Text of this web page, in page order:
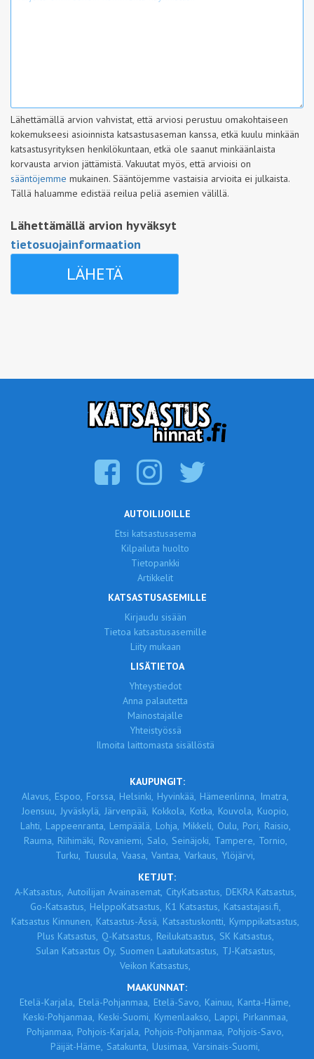
Lähettämällä arvion vahvistat, että arviosi perustuu omakohtaiseen
kokemukseesi asioinnista katsastusaseman kanssa, etkä kuulu minkään
katsastusyrityksen henkilökuntaan, etkä ole saanut minkäänlaista
korvausta arvion jättämistä. Vakuutat myös, että arvioisi on
sääntöjemme mukainen. Sääntöjemme vastaisia arvioita ei julkaista.
Tällä haluamme edistää reilua peliä asemien välillä.
Lähettämällä arvion hyväksyt
tietosuojainformaation
AUTOILIJOILLE
Etsi katsastusasema
Kilpailuta huolto
Tietopankki
Artikkelit
KATSASTUSASEMILLE
Kirjaudu sisään
Tietoa katsastusasemille
Liity mukaan
LISÄTIETOA
Yhteystiedot
Anna palautetta
Mainostajalle
Yhteistyössä
Ilmoita laittomasta sisällöstä
KAUPUNGIT:
Alavus, Espoo, Forssa, Helsinki, Hyvinkää, Hämeenlinna, Imatra,
Joensuu, Jyväskylä, Järvenpää, Kokkola, Kotka, Kouvola, Kuopio,
Lahti, Lappeenranta, Lempäälä, Lohja, Mikkeli, Oulu, Pori, Raisio,
Rauma, Riihimäki, Rovaniemi, Salo, Seinäjoki, Tampere, Tornio,
Turku, Tuusula, Vaasa, Vantaa, Varkaus, Ylöjärvi,
KETJUT:
A-Katsastus, Autoilijan Avainasemat, CityKatsastus, DEKRA Katsastus,
Go-Katsastus, HelppoKatsastus, K1 Katsastus, Katsastajasi.fi,
Katsastus Kinnunen, Katsastus-Ässä, Katsastuskontti, Kymppikatsastus,
Plus Katsastus, Q-Katsastus, Reilukatsastus, SK Katsastus,
Sulan Katsastus Oy, Suomen Laatukatsastus, TJ-Katsastus,
Veikon Katsastus,
MAAKUNNAT:
Etelä-Karjala, Etelä-Pohjanmaa, Etelä-Savo, Kainuu, Kanta-Häme,
Keski-Pohjanmaa, Keski-Suomi, Kymenlaakso, Lappi, Pirkanmaa,
Pohjanmaa, Pohjois-Karjala, Pohjois-Pohjanmaa, Pohjois-Savo,
Päijät-Häme, Satakunta, Uusimaa, Varsinais-Suomi,